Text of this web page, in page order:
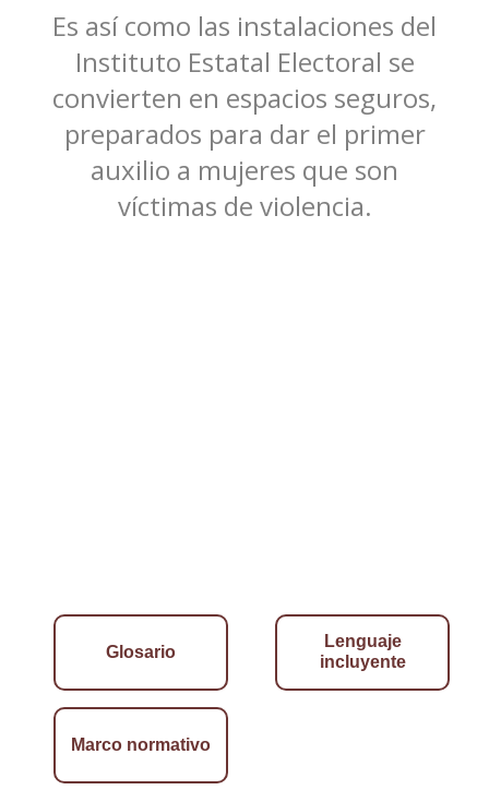
Es así como las instalaciones del
Instituto Estatal Electoral se
convierten en espacios seguros,
preparados para dar el primer
auxilio a mujeres que son
víctimas de violencia.
Glosario
Lenguaje
incluyente
Marco normativo